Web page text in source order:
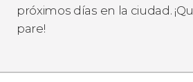
próximos días en la ciudad.
pare!